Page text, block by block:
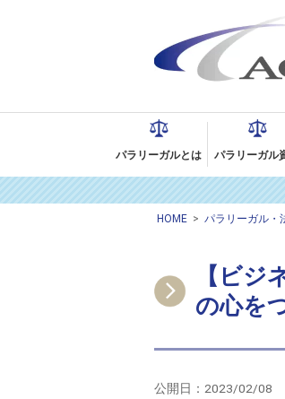
パラリーガルとは パラリーガル
HOME > パラリーガル・
【ビジ
の心を
公開日： 2023/02/08